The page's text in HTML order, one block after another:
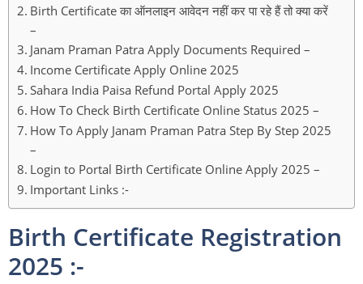
Birth Certificate का ऑनलाइन आवेदन नहीं कर पा रहे हैं तो क्या करें
–
Janam Praman Patra Apply Documents Required –
Income Certificate Apply Online 2025
Sahara India Paisa Refund Portal Apply 2025
How To Check Birth Certificate Online Status 2025 –
How To Apply Janam Praman Patra Step By Step 2025
–
Login to Portal Birth Certificate Online Apply 2025 –
Important Links :-
Birth Certificate Registration
2025 :-